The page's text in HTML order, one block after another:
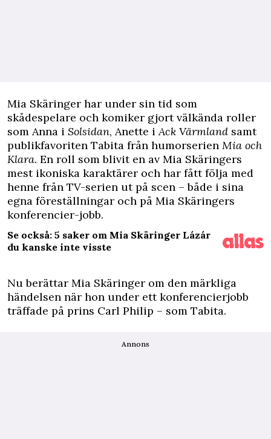
Mia Skäringer har under sin tid som
skådespelare och komiker gjort välkända roller
som Anna i Solsidan, Anette iAck Värmland samt
publikfavoriten Tabita från humorserien Mia och
Klara. En roll som blivit en av Mia Skäringers
mest ikoniska karaktärer och har fått följa med
henne från TV-serien ut på scen – både i sina
egna föreställningar och på Mia Skäringers
konferencier-jobb.
Se också: 5 saker om Mia Skäringer Lázár
du kanske inte visste
Nu berättar Mia Skäringer om den märkliga
händelsen när hon under ett konferencierjobb
träffade på prins Carl Philip – som Tabita.
Annons